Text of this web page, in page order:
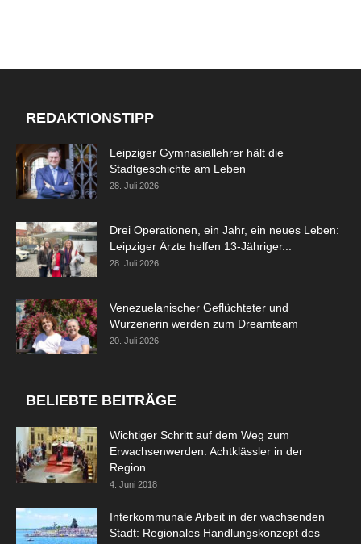
REDAKTIONSTIPP
Leipziger Gymnasiallehrer hält die
Stadtgeschichte am Leben
28. Juli 2026
Drei Operationen, ein Jahr, ein neues Leben:
Leipziger Ärzte helfen 13-Jähriger...
28. Juli 2026
Venezuelanischer Geflüchteter und
Wurzenerin werden zum Dreamteam
20. Juli 2026
BELIEBTE BEITRÄGE
Wichtiger Schritt auf dem Weg zum
Erwachsenwerden: Achtklässler in der
Region...
4. Juni 2018
Interkommunale Arbeit in der wachsenden
Stadt: Regionales Handlungskonzept des